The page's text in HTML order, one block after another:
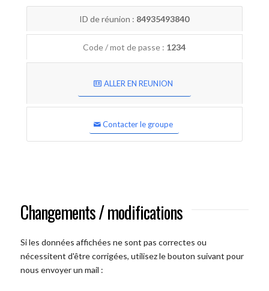
ID de réunion : 84935493840
Code / mot de passe : 1234
ALLER EN REUNION
Contacter le groupe
Changements / modifications
Si les données affichées ne sont pas correctes ou
nécessitent d'être corrigées, utilisez le bouton suivant pour
nous envoyer un mail :